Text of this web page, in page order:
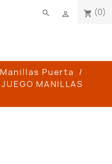
shopping_cart (0)

search
Manillas Puerta
JUEGO MANILLAS